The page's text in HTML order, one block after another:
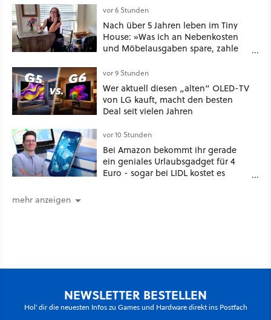
vor 6 Stunden
Nach über 5 Jahren leben im Tiny
House: »Was ich an Nebenkosten
und Möbelausgaben spare, zahle
und dem Verlust des
Zusammengehörigkeitsgefühls, das
entsteht, wenn man Platz zum
Teilen hat.«
vor 9 Stunden
Wer aktuell diesen „alten“ OLED-TV
von LG kauft, macht den besten
Deal seit vielen Jahren
vor 10 Stunden
Bei Amazon bekommt ihr gerade
ein geniales Urlaubsgadget für 4
Euro - sogar bei LIDL kostet es
mehr anzeigen
NEWSLETTER BESTELLEN
Hol' dir die neuesten Infos zu Games und Hardware direkt ins Postfach